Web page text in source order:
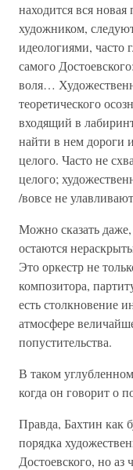
находится вся
художником,
идеологиями, часто
самого
воля…
теоретического
входящий в
найти в нем дороги
целого. Часто не
целого;
/вовсе не
Можно сказать
остаются
Это оркестр не
композитора,
есть столкновение
атмосфере
попустительства.
В таком
когда он говорит о
Правда, Бахтин как
порядка
Достоевского, но аз